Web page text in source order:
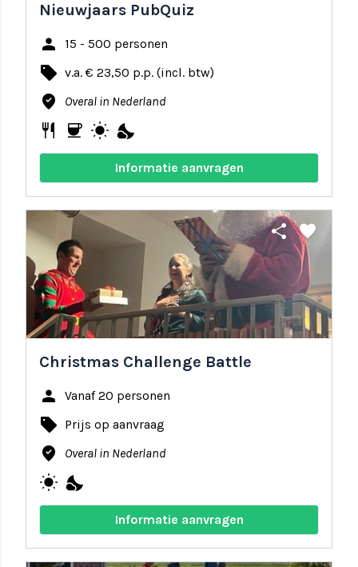
Nieuwjaars PubQuiz
person 15 - 500 personen
local_offer v.a. € 23,50 p.p. (incl. btw)
where_to_vote Overal in Nederland
restaurant coffee wb_sunny nights_stay
Informatie aanvragen
share favorite
Christmas Challenge Battle
person Vanaf 20 personen
local_offer Prijs op aanvraag
where_to_vote Overal in Nederland
wb_sunny nights_stay
Informatie aanvragen